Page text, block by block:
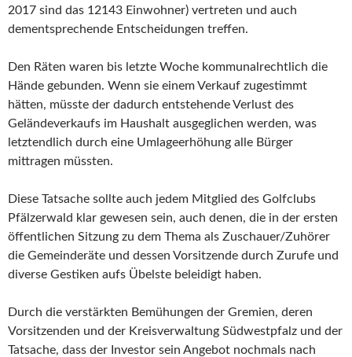
2017 sind das 12143 Einwohner) vertreten und auch
dementsprechende Entscheidungen treffen.
Den Räten waren bis letzte Woche kommunalrechtlich die
Hände gebunden. Wenn sie einem Verkauf zugestimmt
hätten, müsste der dadurch entstehende Verlust des
Geländeverkaufs im Haushalt ausgeglichen werden, was
letztendlich durch eine Umlageerhöhung alle Bürger
mittragen müssten.
Diese Tatsache sollte auch jedem Mitglied des Golfclubs
Pfälzerwald klar gewesen sein, auch denen, die in der ersten
öffentlichen Sitzung zu dem Thema als Zuschauer/Zuhörer
die Gemeinderäte und dessen Vorsitzende durch Zurufe und
diverse Gestiken aufs Übelste beleidigt haben.
Durch die verstärkten Bemühungen der Gremien, deren
Vorsitzenden und der Kreisverwaltung Südwestpfalz und der
Tatsache, dass der Investor sein Angebot nochmals nach